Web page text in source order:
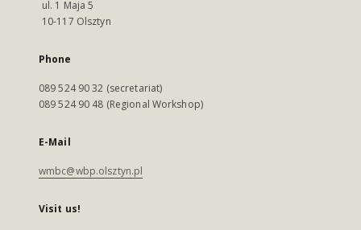
ul. 1 Maja 5
10-117 Olsztyn
Phone
089 524 90 32 (secretariat)
089 524 90 48 (Regional Workshop)
E-Mail
wmbc@wbp.olsztyn.pl
Visit us!